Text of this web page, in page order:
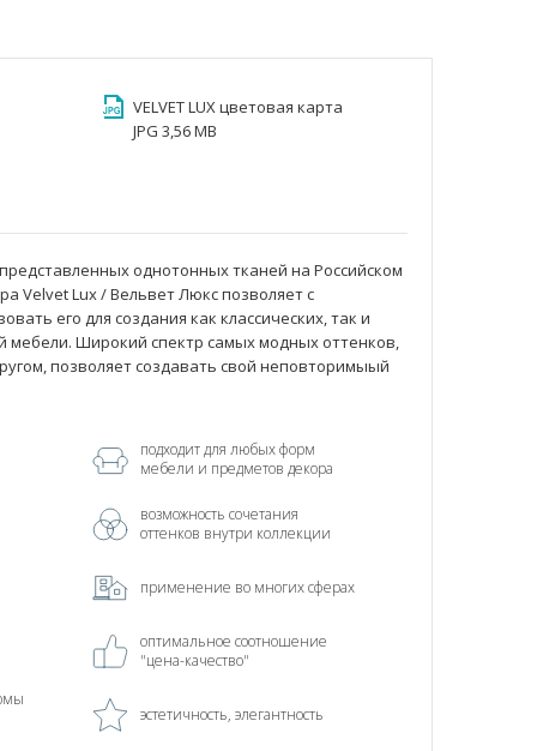
VELVET LUX цветовая карта
JPG 3,56 MB
однотонных тканей на Российском
Velvet Lux / Вельвет Люкс позволяет с
его для создания как классических, так и
мебели. Широкий спектр самых модных оттенков,
позволяет создавать свой неповторимыый
подходит для любых форм
мебели и предметов декора
возможность сочетания
оттенков внутри коллекции
применение во многих сферах
оптимальное соотношение
"цена-качество"
эстетичность, элегантность